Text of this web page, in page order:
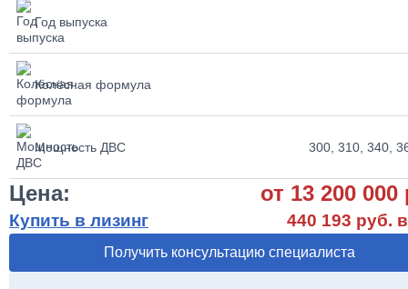
Год выпуска
Колёсная формула
Мощность ДВС 300, 310, 340,
Цена: от 13 200 000
Купить в лизинг 440 193 руб.
Получить консультацию специалиста